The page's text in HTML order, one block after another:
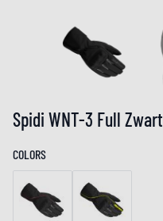
Spidi WNT-3 Full Zwart
COLORS